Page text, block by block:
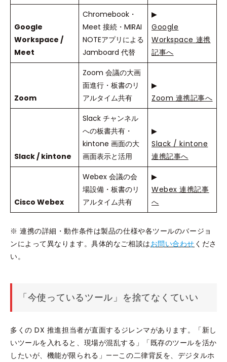
Google
Workspace /
Meet
Chromebook・
Meet 接続・MIRAI
NOTEアプリによる
Jamboard 代替
▶
Google
Workspace 連携
記事へ
Zoom
Zoom 会議の大画
面進行・板書のリ
アルタイム共有
▶
Zoom 連携記事へ
Slack / kintone
Slack チャンネル
への板書共有・
kintone 画面の大
画面表示と活用
▶
Slack / kintone
連携記事へ
Cisco Webex
Webex 会議の会
場設備・板書のリ
アルタイム共有
▶
Webex 連携記事
へ
※ 連携の詳細・動作条件は製品の仕様や各ツールのバージョ
ンによって異なります。具体的なご相談はお問い合わせ くださ
い。
「今使っているツール」を捨てなくていい
多くの DX 推進担当者が直面するジレンマがあります。「新し
いツールを入れると、現場が混乱する」「既存のツールを活か
したいが、機能が限られる」——この二律背反を、デジタルホ